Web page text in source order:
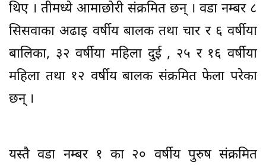
थिए । तीमध्ये आमाछोरी संक्रमित छन् । वडा नम्बर ८
सिसवाका अढाइ वर्षीय बालक तथा चार र ६ वर्षीया
बालिका, ३२ वर्षीया महिला दुई , २५ र १६ वर्षीया
महिला तथा १२ वर्षीय बालक संक्रमित फेला परेका
छन् ।
यस्तै वडा नम्बर १ का २० वर्षीय पुरुष संक्रमित